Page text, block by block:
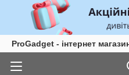
ProGadget - iнтернет